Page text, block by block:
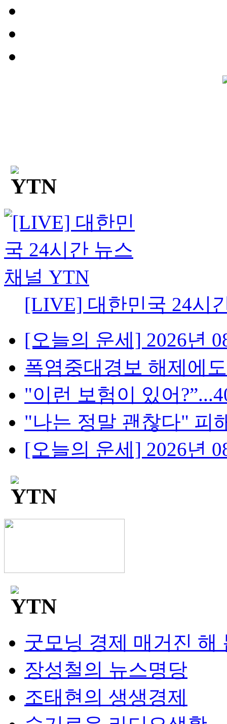
[LIVE] 대한민국 24시
[오늘의 운세] 2026년
폭염중대경보 해제에
"이런 보험이 있어
"나는 정말 괜찮다" 피
[오늘의 운세] 2026년
굿모닝 경제 매거진 해
장성철의 뉴스명당
조태현의 생생경제